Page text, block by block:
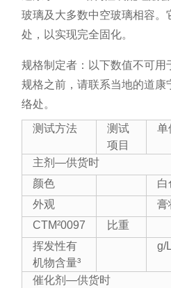
玻璃及大多数中空玻璃相容。
处，以实现完全固化。
规格制定者：以下数值不可用
规格之前，请联系当地的道康
络处。
测试方法
测试
项目
单
主剂—供货时
颜色
白
外观
膏
CTM²0097
比重
挥发性有
机物含量³
g/
催化剂—供货时